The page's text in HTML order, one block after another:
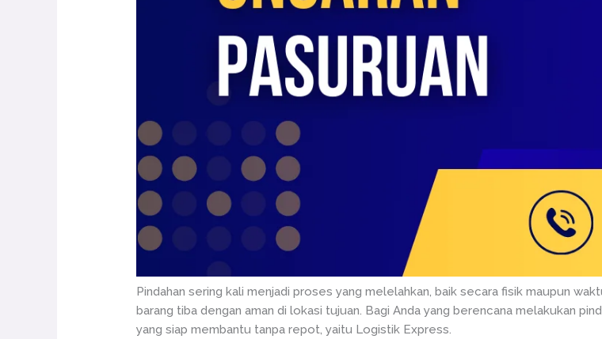
Pindahan sering kali menjadi proses yang melelahkan, baik secara fisik maupun
barang tiba dengan aman di lokasi tujuan. Bagi Anda yang berencana melakukan
yang siap membantu tanpa repot, yaitu Logistik Express.